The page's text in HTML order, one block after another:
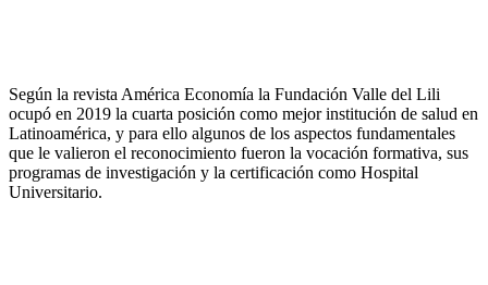
Según la revista América Economía la Fundación Valle del Lili
ocupó en 2019 la cuarta posición como mejor institución de salud en
Latinoamérica, y para ello algunos de los aspectos fundamentales
que le valieron el reconocimiento fueron la vocación formativa, sus
programas de investigación y la certificación como Hospital
Universitario.